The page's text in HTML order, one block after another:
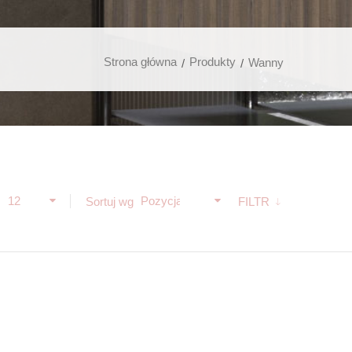
Strona główna Produkty Wanny
Sortuj wg Pozycja FILTR
12